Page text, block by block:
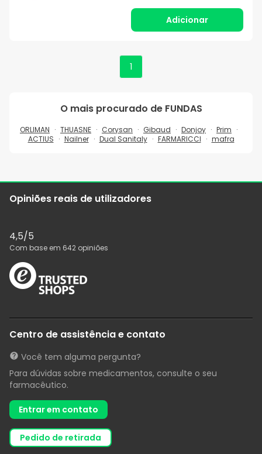
Adicionar
1
O mais procurado de FUNDAS
ORLIMAN THUASNE Corysan Gibaud Donjoy
Prim
ACTIUS
Nailner Dual Sanitaly FARMARICCI mafra
Opiniões reais de utilizadores
4,5/5
Com base em 642 opiniões
Centro de assistência e contato
Você tem alguma pergunta?
Para dúvidas sobre medicamentos, consulte o seu
farmacêutico.
Entrar em contato
pedido de retirada